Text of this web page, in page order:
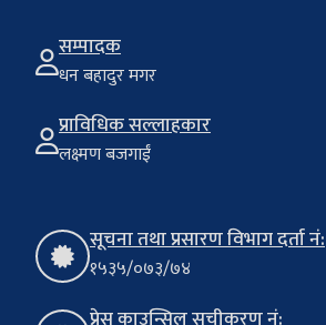
सम्पादक
धन बहादुर मगर
प्राविधिक सल्लाहकार
लक्ष्मण बजगाईं
सूचना तथा प्रसारण विभाग दर्ता नं:
१५३५/०७३/७४